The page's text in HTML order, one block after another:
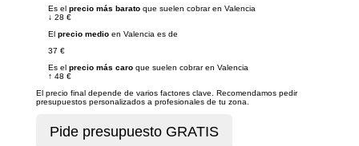
Es el precio más barato que suelen cobrar en Valencia
↓ 28 €
El precio medio en Valencia es de
37 €
Es el precio más caro que suelen cobrar en Valencia
↑ 48 €
El precio final depende de varios factores clave. Recomendamos pedir
presupuestos personalizados a profesionales de tu zona.